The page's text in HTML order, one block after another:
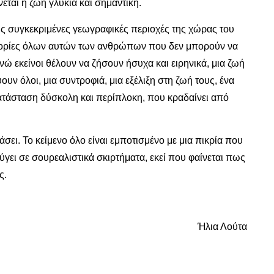
η ζωή γλυκιά και σημαντική.
γεωγραφικές περιοχές της χώρας του
όλων αυτών των ανθρώπων που δεν μπορούν να
θέλουν να ζήσουν ήσυχα και ειρηνικά, μια ζωή
όλοι, μια συντροφιά, μια εξέλιξη στη ζωή τους, ένα
δύσκολη και περίπλοκη, που κραδαίνει από
Το κείμενο όλο είναι εμποτισμένο με μια πικρία που
σε σουρεαλιστικά σκιρτήματα, εκεί που φαίνεται πως
Ήλια Λούτα